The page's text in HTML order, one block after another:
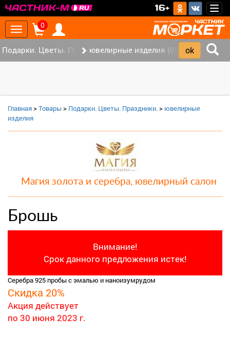
16+
Toggle
navigation
0
Подарки. Цветы. Праздники. (0)ювелирные изделия (0)
Главная>Товары > Подарки. Цветы. Праздники.> ювелирные
изделия
Магия золота и серебра, ювелирный салон
Брошь
Внимание!
Срок данного предложения истек!
Серебра 925 пробы с эмалью и наноизумрудом
Скидка 20%
Акция действует
по 30 июня 2023 г.